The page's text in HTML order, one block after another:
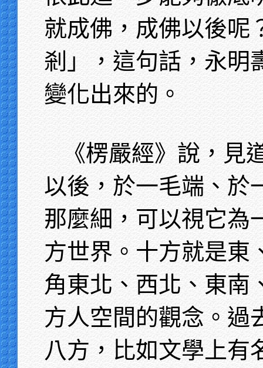
就成佛，成佛以後呢
剎」，這句話，永明
變化出來的。
《楞嚴經》說，見
以後，於一毛端、於
那麼細，可以視它為
方世界。十方就是東
角東北、西北、東南
方人空間的觀念。過
八方，比如文學上有